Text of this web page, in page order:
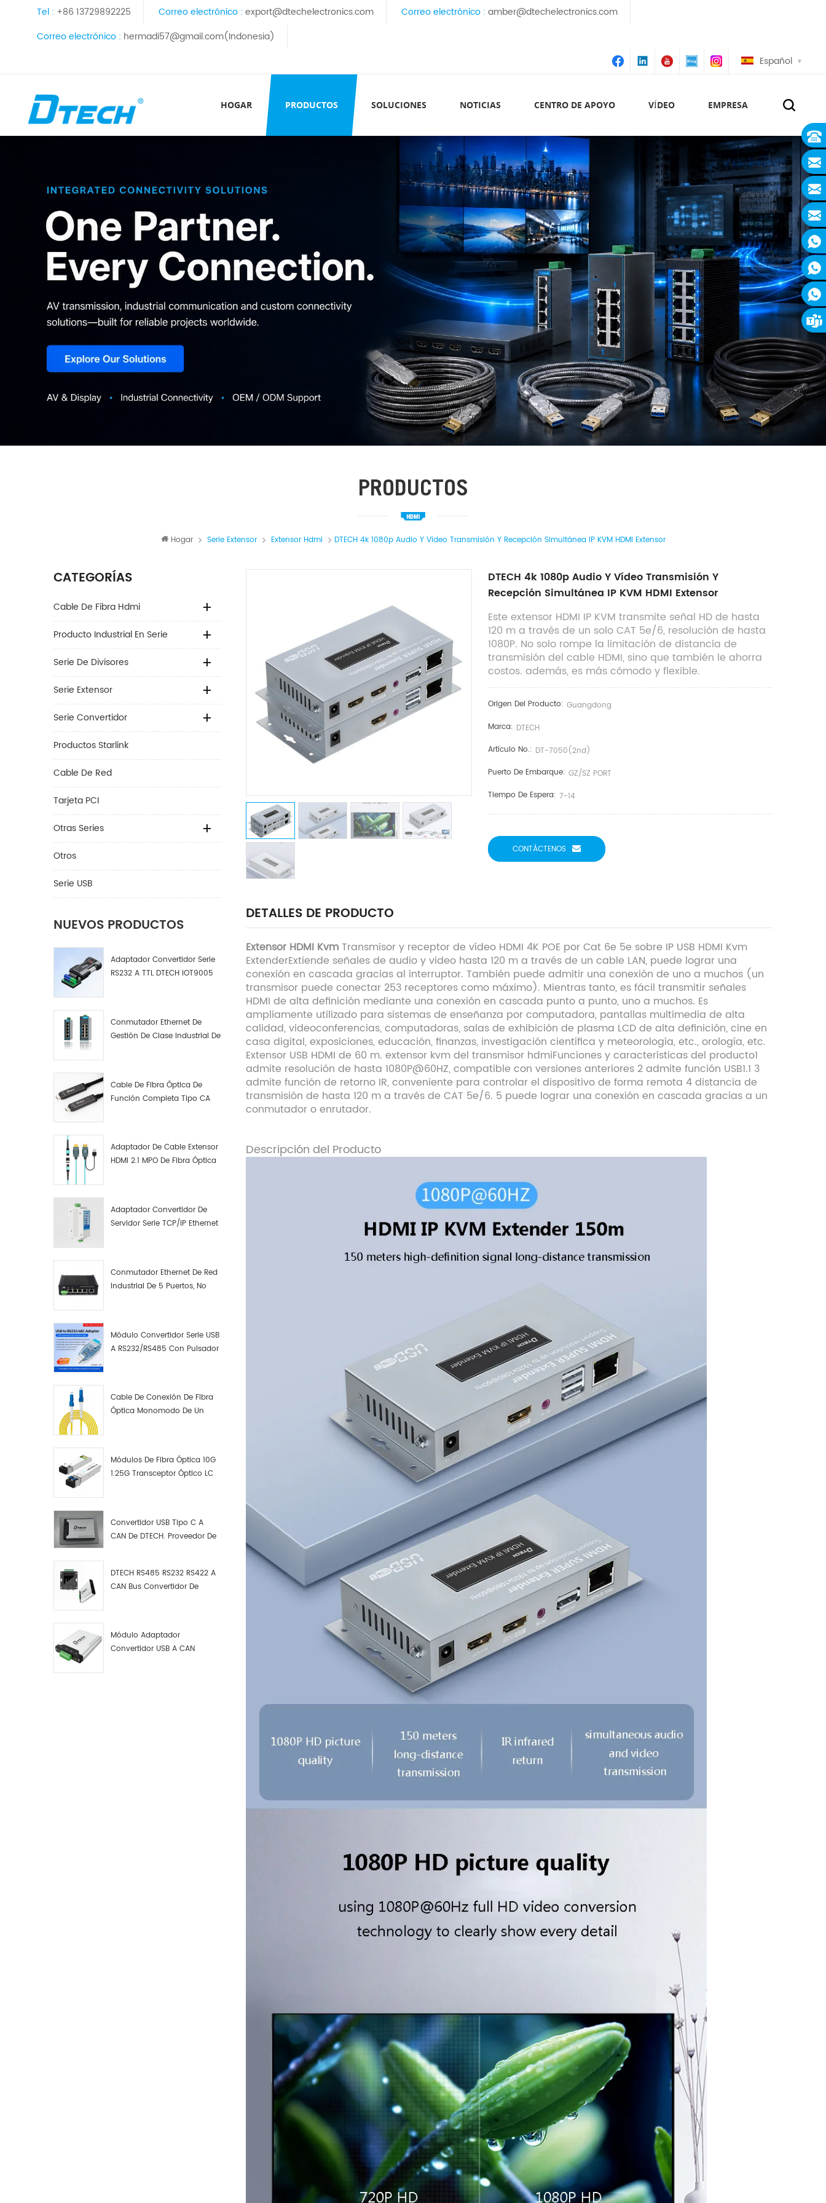
Tel : +86 13729892225 Correo electrónico : export@dtechelectronics.com Correo electrónico : amber@dtechelectronics.com
Correo electrónico : hermadi57@gmail.com(Indonesia)
Español
HOGAR PRODUCTOS SOLUCIONES NOTICIAS CENTRO DE APOYO VÍDEO EMPRESA
PRODUCTOS
Hogar Serie Extensor Extensor Hdmi DTECH 4k 1080p Audio Y Vídeo Transmisión Y Recepción Simultánea IP KVM HDMI Extensor
CATEGORÍAS
Cable De Fibra Hdmi
Producto Industrial En Serie
Serie De Divisores
Serie Extensor
Serie Convertidor
Productos Starlink
Cable De Red
Tarjeta PCI
Otras Series
Otros
Serie USB
NUEVOS PRODUCTOS
Adaptador Convertidor Serie
RS232 A TTL DTECH IOT9005
Conmutador Ethernet De
Gestión De Clase Industrial De
Cable De Fibra Óptica De
Función Completa Tipo CA
Adaptador De Cable Extensor
HDMI 2.1 MPO De Fibra Óptica
Adaptador Convertidor De
Servidor Serie TCP/IP Ethernet
Conmutador Ethernet De Red
Industrial De 5 Puertos, No
Módulo Convertidor Serie USB
A RS232/RS485 Con Pulsador
Cable De Conexión De Fibra
Óptica Monomodo De Un
Módulos De Fibra Óptica 10G
1.25G Transceptor Óptico LC
Convertidor USB Tipo C A
CAN De DTECH. Proveedor De
DTECH RS485 RS232 RS422 A
CAN Bus Convertidor De
Módulo Adaptador
Convertidor USB A CAN
DTECH 4k 1080p Audio Y Vídeo Transmisión Y
Recepción Simultánea IP KVM HDMI Extensor
Este extensor HDMI IP KVM transmite señal HD de hasta
120 m a través de un solo CAT 5e/6, resolución de hasta
1080P. No solo rompe la limitación de distancia de
transmisión del cable HDMI, sino que también le ahorra
costos. además, es más cómodo y flexible.
Origen Del Producto: Guangdong
Marca: DTECH
Artículo No.: DT-7050(2nd)
Puerto De Embarque: GZ/SZ PORT
Tiempo De Espera: 7-14
CONTÁCTENOS
DETALLES DE PRODUCTO
Extensor HDMI KvmTransmisor y receptor de vídeo HDMI 4K POE por Cat 6e 5e sobre IP USB HDMI Kvm
ExtenderExtiende señales de audio y video hasta 120 m a través de un cable LAN, puede lograr una
conexión en cascada gracias al interruptor. También puede admitir una conexión de uno a muchos (un
transmisor puede conectar 253 receptores como máximo). Mientras tanto, es fácil transmitir señales
HDMI de alta definición mediante una conexión en cascada punto a punto, uno a muchos. Es
ampliamente utilizado para sistemas de enseñanza por computadora, pantallas multimedia de alta
calidad, videoconferencias, computadoras, salas de exhibición de plasma LCD de alta definición, cine en
casa digital, exposiciones, educación, finanzas, investigación científica y meteorología, etc., orología, etc.
Extensor USB HDMI de 60 m. extensor kvm del transmisor hdmiFunciones y características del producto1
admite resolución de hasta 1080P@60HZ, compatible con versiones anteriores 2 admite función USB1.1 3
admite función de retorno IR, conveniente para controlar el dispositivo de forma remota 4 distancia de
transmisión de hasta 120 m a través de CAT 5e/6. 5 puede lograr una conexión en cascada gracias a un
conmutador o enrutador.
Descripción del Producto